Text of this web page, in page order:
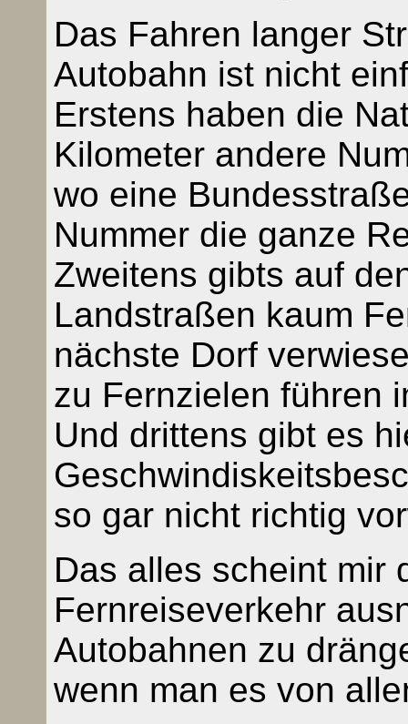
Das Fahren langer
Autobahn ist nicht
Erstens haben die
Kilometer andere
wo eine
Nummer die ganze
Zweitens gibts auf
Landstraßen kaum
nächste Dorf
zu Fernzielen führen
Und drittens gibt es
so gar nicht richtig
Das alles scheint mir
Fernreiseverkehr
Autobahnen zu
wenn man es von